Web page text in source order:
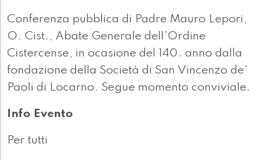
Conferenza pubblica di Padre Mauro Lepori,
O. Cist., Abate Generale dell'Ordine
Cistercense, in ocasione del 140. anno dalla
fondazione della Società di San Vincenzo de'
Paoli di Locarno. Segue momento conviviale.
Info Evento
Per tutti